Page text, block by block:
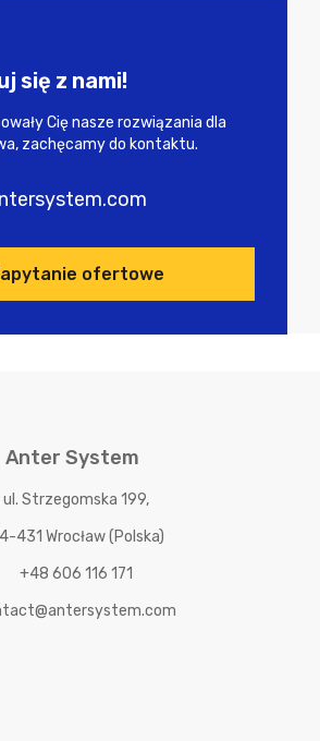
się z nami!
Cię nasze rozwiązania dla
zachęcamy do kontaktu.
ofertowe
Anter System
ul. Strzegomska 199,
431 Wrocław (Polska)
+48 606 116 171